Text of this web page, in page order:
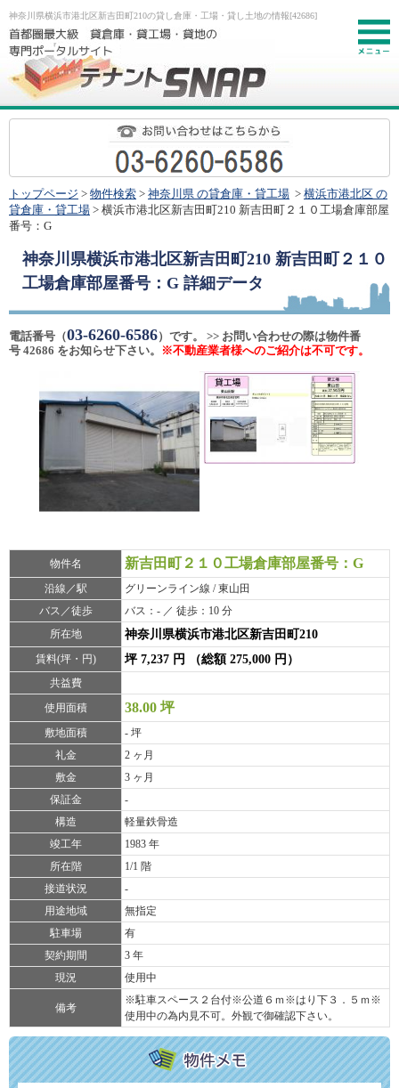
神奈川県横浜市港北区新吉田町210の貸し倉庫・工場・貸し土地の情報[42686]
トップページ > 物件検索 > 神奈川県 の貸倉庫・貸工場 > 横浜市港北区 の
貸倉庫・貸工場 > 横浜市港北区新吉田町210 新吉田町２１０工場倉庫部屋
番号：G
神奈川県横浜市港北区新吉田町210 新吉田町２１０
工場倉庫部屋番号：G 詳細データ
電話番号（03-6260-6586）です。 >> お問い合わせの際は物件番
号 42686 をお知らせ下さい。
※不動産業者様へのご紹介は不可です。
物件名 新吉田町２１０工場倉庫部屋番号：G
沿線／駅
グリーンライン線 / 東山田
バス／徒歩
バス：- ／ 徒歩：10 分
所在地
神奈川県横浜市港北区新吉田町210
賃料(坪・円) 坪 7,237 円 （総額 275,000 円）
共益費
使用面積
38.00 坪
敷地面積
- 坪
礼金
2 ヶ月
敷金
3 ヶ月
保証金
-
構造
軽量鉄骨造
竣工年
1983 年
所在階
1/1 階
接道状況
-
用途地域
無指定
駐車場
有
契約期間
3 年
現況
使用中
備考
※駐車スペース２台付※公道６ｍ※はり下３．５ｍ※
使用中の為内見不可。外観で御確認下さい。